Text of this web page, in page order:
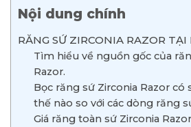
Nội dung chính
RĂNG SỨ ZIRCONIA RAZOR
Tìm hiểu về nguồn gốc của
Razor.
Bọc răng sứ Zirconia Razor có
thế nào so với các dòng răng
Giá răng toàn sứ Zirconia